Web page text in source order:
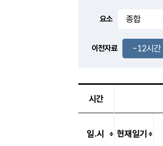
-
요소
이전자료 -12시간
시간
일.시 현재일기